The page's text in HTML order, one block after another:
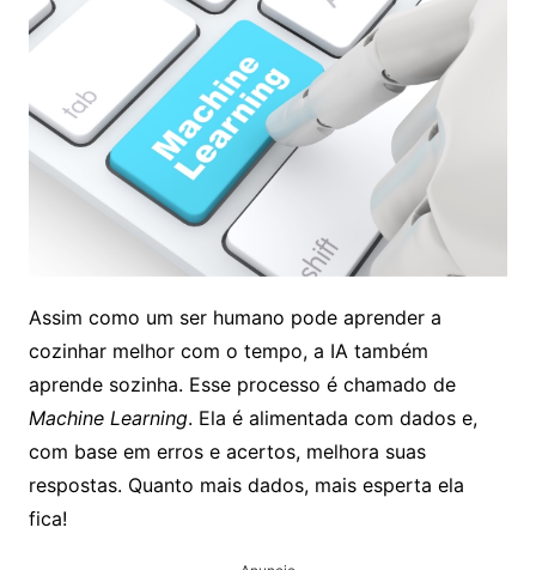
Assim como um ser humano pode aprender a
cozinhar melhor com o tempo, a IA também
aprende sozinha. Esse processo é chamado de
Machine Learning. Ela é alimentada com dados e,
com base em erros e acertos, melhora suas
respostas. Quanto mais dados, mais esperta ela
fica!